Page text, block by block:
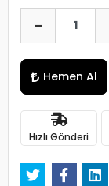
Hemen Al
Hızlı Gönderi